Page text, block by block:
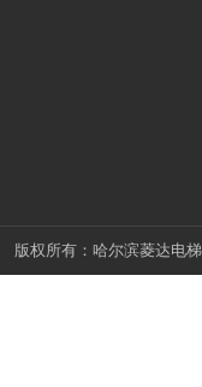
版权所有：哈尔滨菱达电